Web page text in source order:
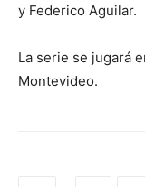
y Federico Aguilar.
La serie se jugará
Montevideo.